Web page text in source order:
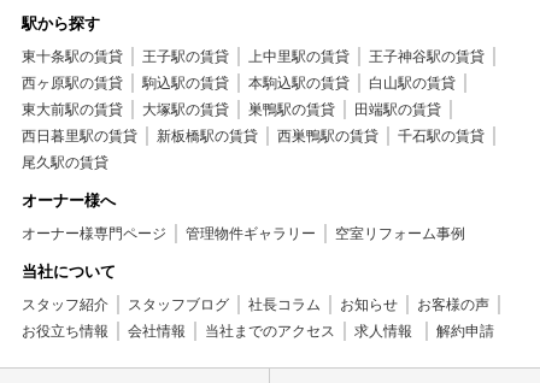
駅から探す
東十条駅の賃貸 王子駅の賃貸 上中里駅の賃貸
王子神谷駅の賃貸
西ヶ原駅の賃貸
駒込駅の賃貸 本駒込駅の賃貸
白山駅の賃貸
東大前駅の賃貸
大塚駅の賃貸 巣鴨駅の賃貸
田端駅の賃貸
西日暮里駅の賃貸
新板橋駅の賃貸 西巣鴨駅の賃貸
千石駅の賃貸
尾久駅の賃貸
オーナー様へ
オーナー様専門ページ 管理物件ギャラリー 空室リフォーム事例
当社について
スタッフ紹介 スタッフブログ 社長コラム お知らせ
お客様の声
お役立ち情報
会社情報 当社までのアクセス 求人情報 解約申請